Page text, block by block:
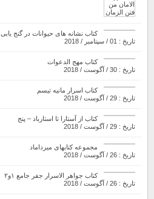
کتاب نشانه های حیوانات در گنج یابی
تاریخ : 01 / سپتامبر / 2018
کتاب مهج الدعوات
تاریخ : 30 / آگوست / 2018
کتاب اسرار مانیه تیسم
تاریخ : 29 / آگوست / 2018
کتاب از آستارا تا استارباد – پنج
تاریخ : 29 / آگوست / 2018
مجموعه کتابهای میرداماد
تاریخ : 26 / آگوست / 2018
کتاب جواهر الاسرار جفر جامع ۱و۲
تاریخ : 26 / آگوست / 2018